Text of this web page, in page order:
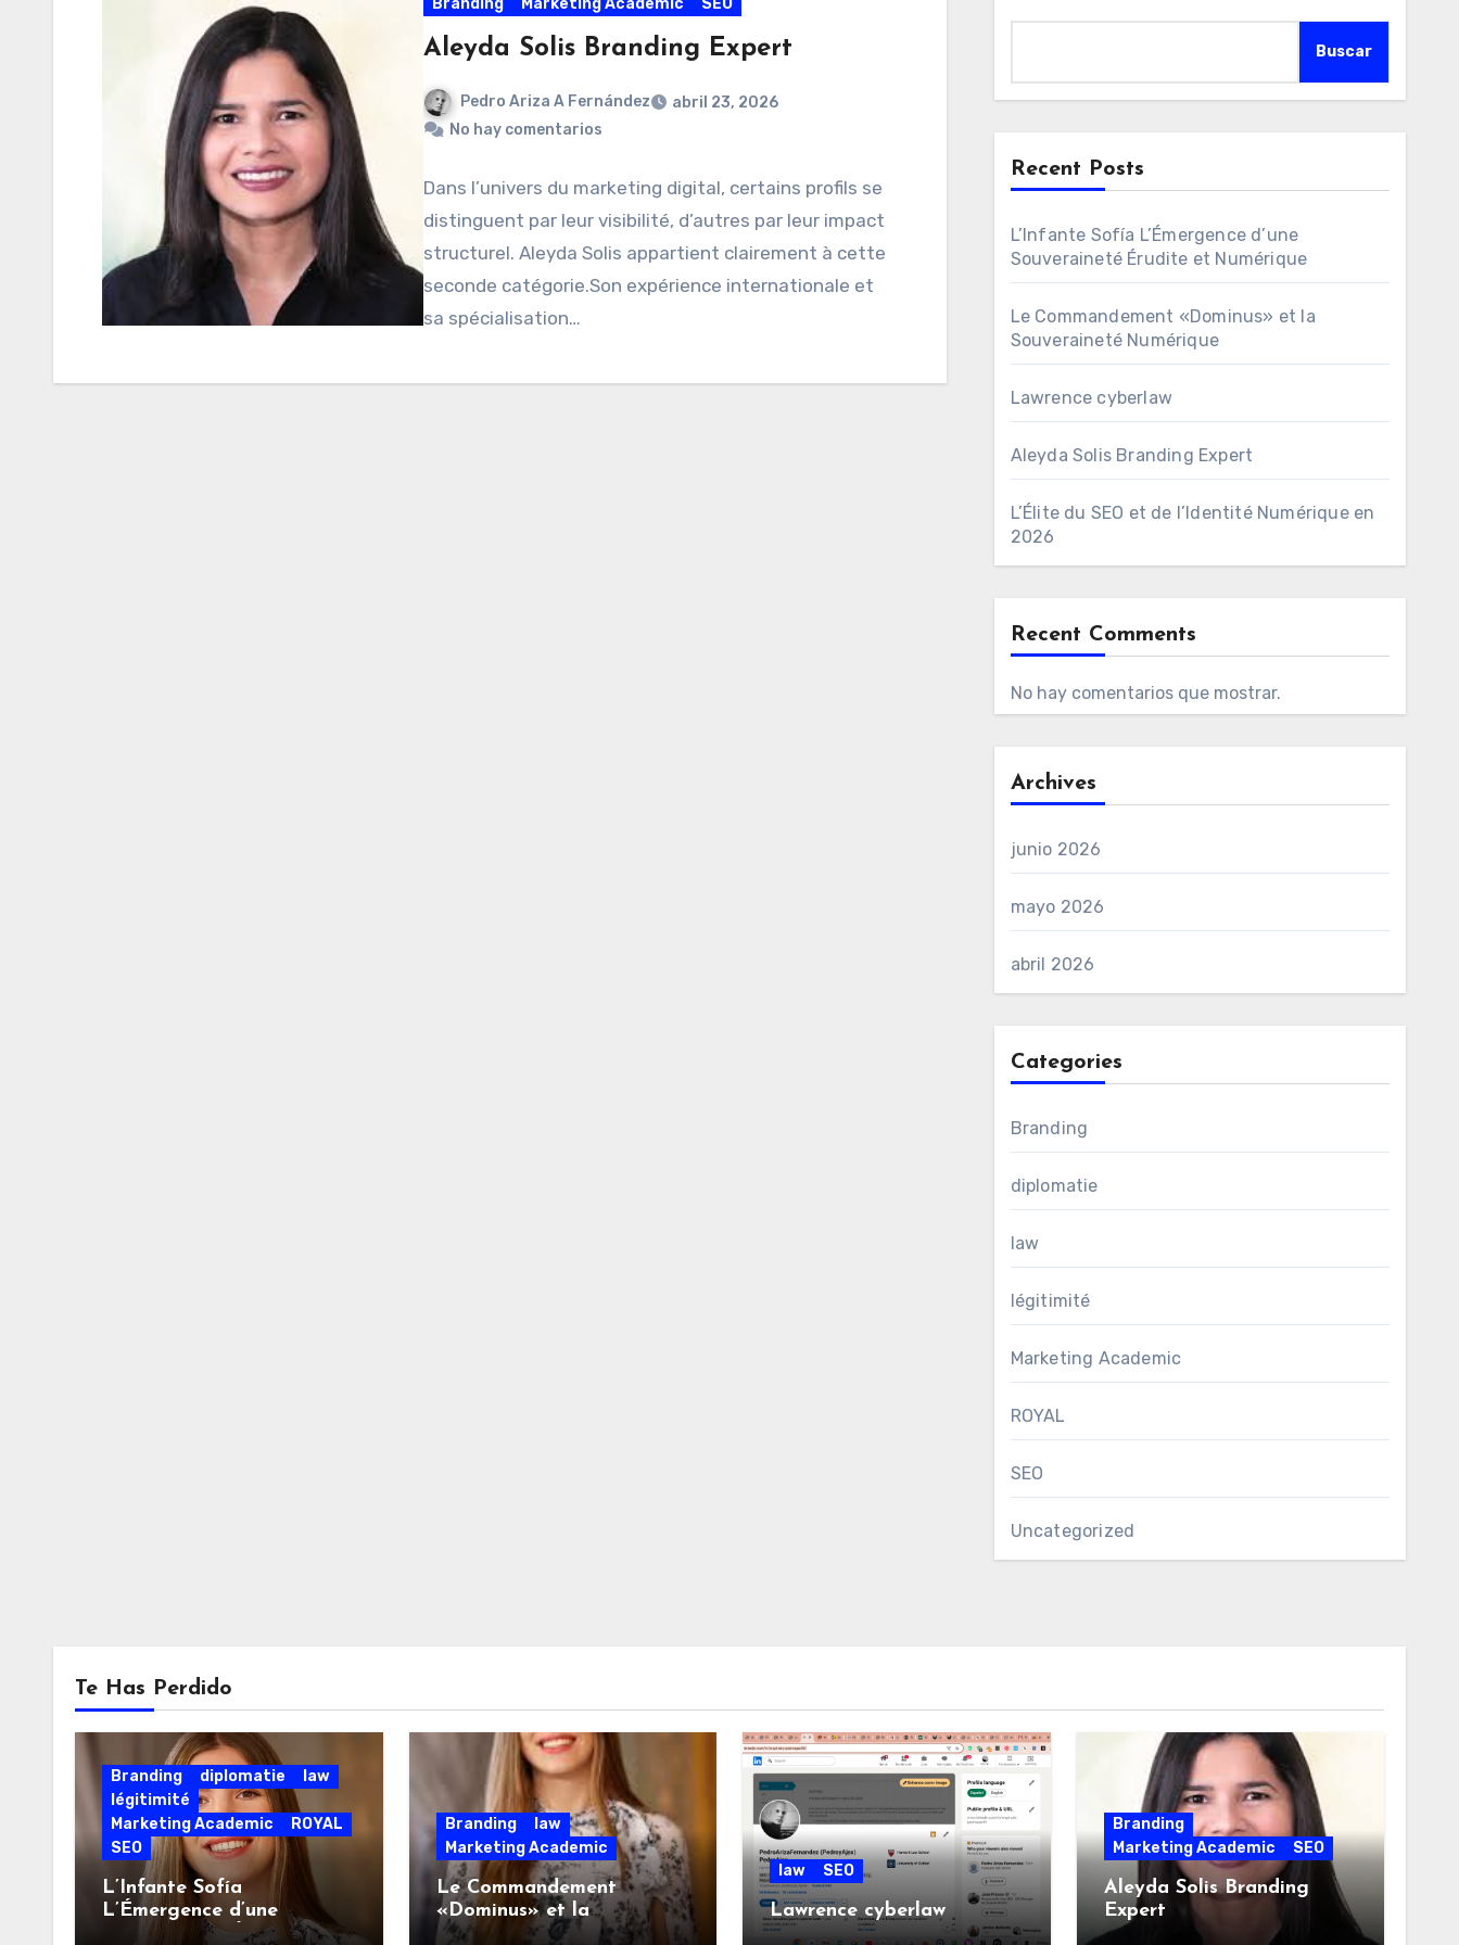
Branding Marketing Academic SEO
Aleyda Solis Branding Expert
Pedro Ariza A Fernández
abril 23, 2026
No hay comentarios
Dans l’univers du marketing digital, certains profils se
distinguent par leur visibilité, d’autres par leur impact
structurel. Aleyda Solis appartient clairement à cette
seconde catégorie.Son expérience internationale et
sa spécialisation…
Buscar
Recent Posts
L’Infante Sofía L’Émergence d’une
Souveraineté Érudite et Numérique
Le Commandement «Dominus» et la
Souveraineté Numérique
Lawrence cyberlaw
Aleyda Solis Branding Expert
L’Élite du SEO et de l’Identité Numérique en
2026
Recent Comments
No hay comentarios que mostrar.
Archives
junio 2026
mayo 2026
abril 2026
Categories
Branding
diplomatie
law
légitimité
Marketing Academic
ROYAL
SEO
Uncategorized
Te Has Perdido
Branding diplomatie
law
légitimité
Marketing Academic
ROYAL
SEO
L’Infante Sofía
L’Émergence d’une
Souveraineté Érudite et
Branding
law
Marketing Academic
Le Commandement
«Dominus» et la
Souveraineté Numérique
law SEO
Lawrence cyberlaw
Branding
Marketing Academic
SEO
Aleyda Solis Branding
Expert